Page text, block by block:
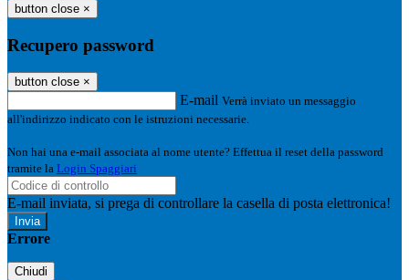
button close ×
Recupero password
button close ×
E-mail Verrà inviato un messaggio
all'indirizzo indicato con le istruzioni necessarie.
Non hai una e-mail associata al nome utente? Effettua il reset della password
tramite la Login Spaggiari
E-mail inviata, si prega di controllare la casella di posta elettronica!
Errore
Chiudi